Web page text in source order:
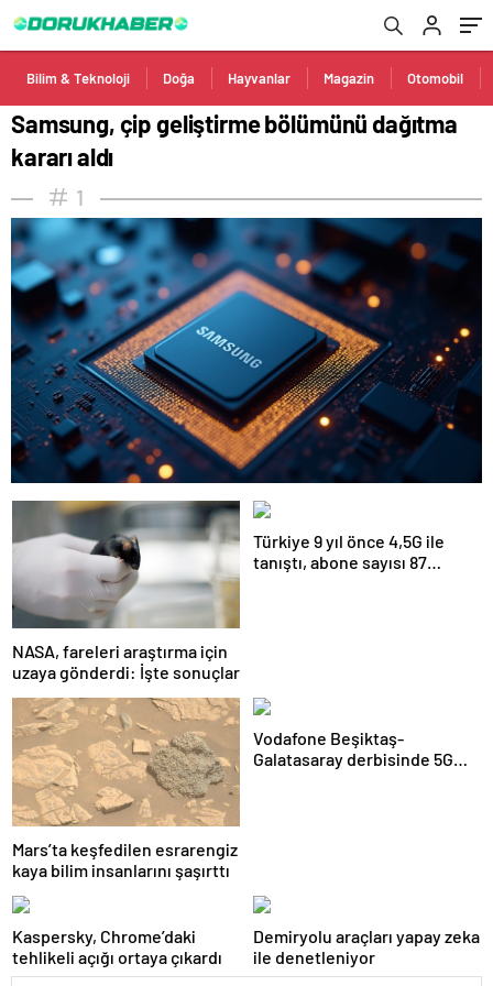
Bilim & Teknoloji Doğa Hayvanlar Magazin Otomobil
Samsung, çip geliştirme bölümünü dağıtma
kararı aldı
1
NASA, fareleri araştırma için
uzaya gönderdi: İşte sonuçlar
Türkiye 9 yıl önce 4,5G ile
tanıştı, abone sayısı 87
Mars’ta keşfedilen esrarengiz
kaya bilim insanlarını şaşırttı
Vodafone Beşiktaş-
Galatasaray derbisinde 5G
Kaspersky, Chrome’daki
tehlikeli açığı ortaya çıkardı
Demiryolu araçları yapay zeka
ile denetleniyor